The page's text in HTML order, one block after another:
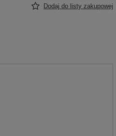
Dodaj do listy zakupowej